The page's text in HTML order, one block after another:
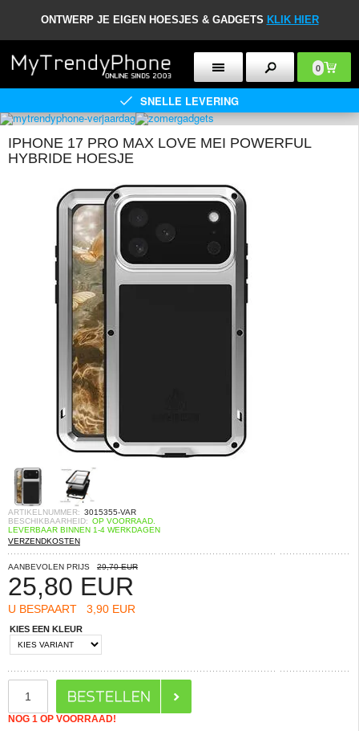
ONTWERP JE EIGEN HOESJES & GADGETS KLIK HIER
0
SNELLE LEVERING
IPHONE 17 PRO MAX LOVE MEI POWERFUL
HYBRIDE HOESJE
ARTIKELNUMMER: 3015355-VAR
BESCHIKBAARHEID: OP VOORRAAD.
LEVERBAAR BINNEN 1-4 WERKDAGEN
VERZENDKOSTEN
AANBEVOLEN PRIJS 29,70 EUR
25,80 EUR
U BESPAART 3,90 EUR
KIES EEN KLEUR
NOG 1 OP VOORRAAD!